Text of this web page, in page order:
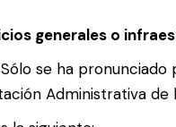
generales o
se ha
Administrativa